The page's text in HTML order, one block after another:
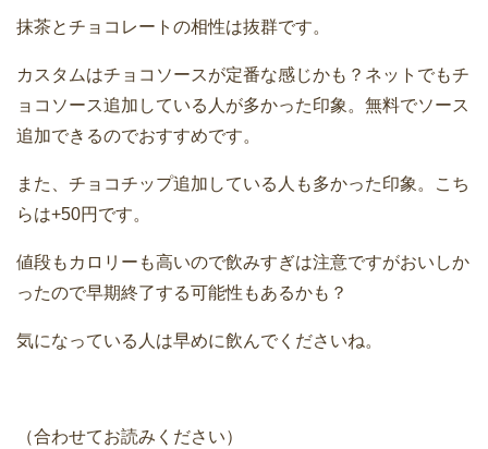
抹茶とチョコレートの相性は抜群です。
カスタムはチョコソースが定番な感じかも？ネットでもチ
ョコソース追加している人が多かった印象。無料でソース
追加できるのでおすすめです。
また、チョコチップ追加している人も多かった印象。こち
らは+50円です。
値段もカロリーも高いので飲みすぎは注意ですがおいしか
ったので早期終了する可能性もあるかも？
気になっている人は早めに飲んでくださいね。
（合わせてお読みください）